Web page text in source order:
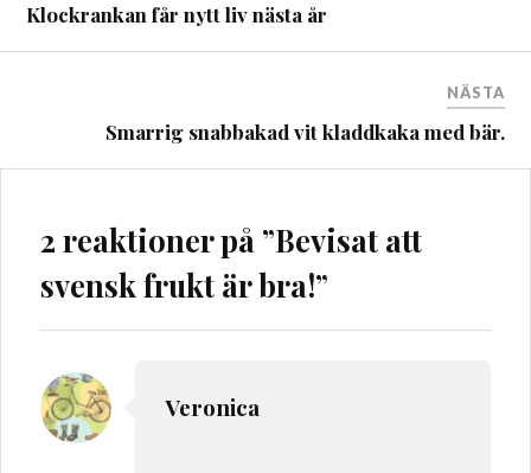
Klockrankan får nytt liv nästa år
NÄSTA
Smarrig snabbakad vit kladdkaka med bär.
2 reaktioner på ”Bevisat att
svensk frukt är bra!”
Veronica